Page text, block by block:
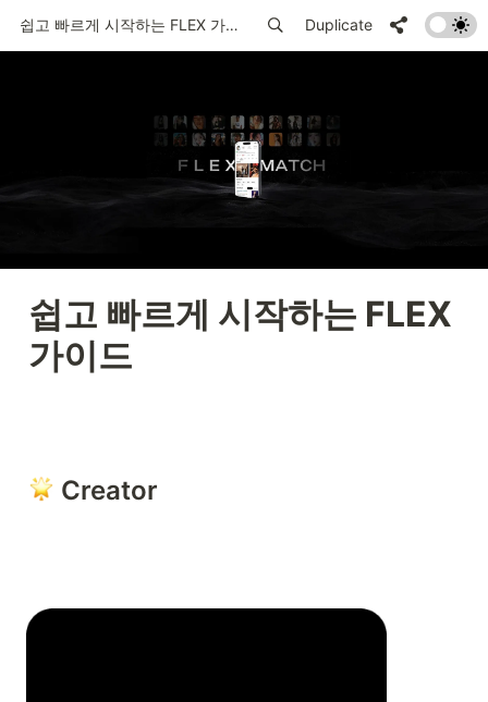
쉽고 빠르게 시작하는 FLEX 가이드 Duplicate
쉽고 빠르게 시작하는 FLEX
가이드
Creator